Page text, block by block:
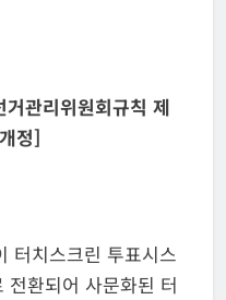
관리위원회규칙 제
정]
터치스크린 투표시스
전환되어 사문화된 터